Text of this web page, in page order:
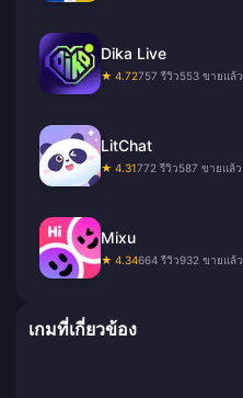
Dika Live
★ 4.72757 รีวิว553 ขายแล้ว
LitChat
★ 4.31772 รีวิว587 ขายแล้ว
Mixu
★ 4.34664 รีวิว932 ขายแล้ว
เกมที่เกี่ยวข้อง